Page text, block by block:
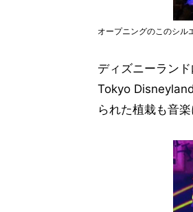
オープニングのこのシ
ディズニーラン
Tokyo
られた植栽も音